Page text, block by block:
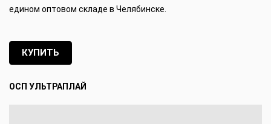
едином оптовом складе в Челябинске.
КУПИТЬ
ОСП УЛЬТРАПЛАЙ